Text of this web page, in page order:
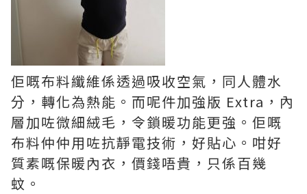
佢嘅布料纖維係透過吸收空氣，同人體水
分，轉化為熱能。而呢件加強版 Extra，內
層加咗微細絨毛，令鎖暖功能更強。佢嘅
布料仲仲用咗抗靜電技術，好貼心。咁好
質素嘅保暖內衣，價錢唔貴，只係百幾
蚊。